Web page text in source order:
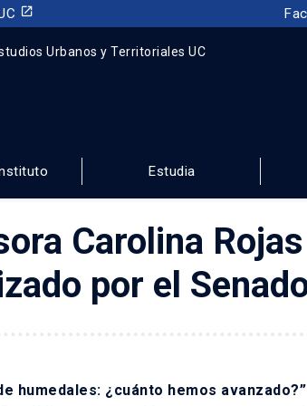
launch
DISEÑO Y ESTUDIOS URBANOS
Estudia
Carolina
por el
humedales: ¿cuánto hemos